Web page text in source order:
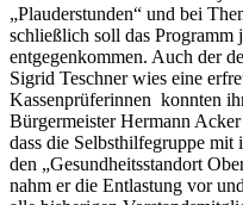
„Plauderstunden“ und bei
schließlich soll das Programm
entgegenkommen. Auch der
Sigrid Teschner wies eine
Kassenprüferinnen konnten
Bürgermeister Hermann
dass die Selbsthilfegruppe mit
den „Gesundheitsstandort
nahm er die Entlastung vor